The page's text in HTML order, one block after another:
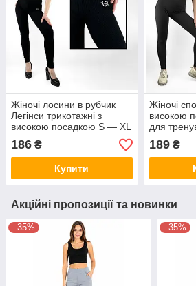
Жіночі лосини в рубчик
Легінси трикотажні з
високою посадкою S — XL
Чорний колір
186 ₴
Купити
Жіночі
високою
для
колір
189₴
Акційні пропозиції та новинки
–35% –35%